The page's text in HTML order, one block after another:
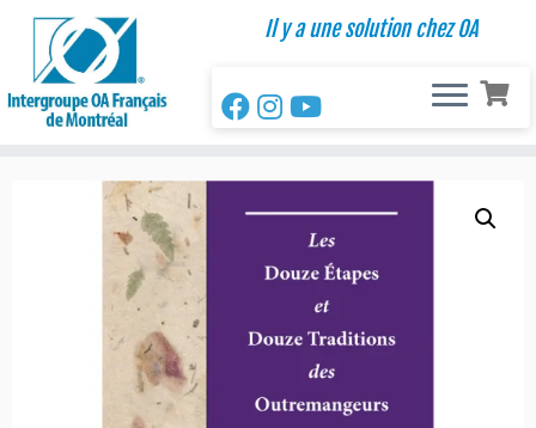
Passer
contenu
Il y a une solution chez OA